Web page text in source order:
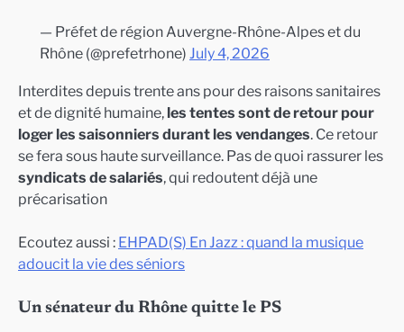
— Préfet de région Auvergne-Rhône-Alpes et du
Rhône (@prefetrhone) July 4, 2026
Interdites depuis trente ans pour des raisons sanitaires
et de dignité humaine,les tentes sont de retour pour
loger les saisonniers durant les vendanges. Ce retour
se fera sous haute surveillance. Pas de quoi rassurer les
syndicats de salariés, qui redoutent déjà une
précarisation
Ecoutez aussi : EHPAD(S) En Jazz : quand la musique
adoucit la vie des séniors
Un sénateur du Rhône quitte le PS